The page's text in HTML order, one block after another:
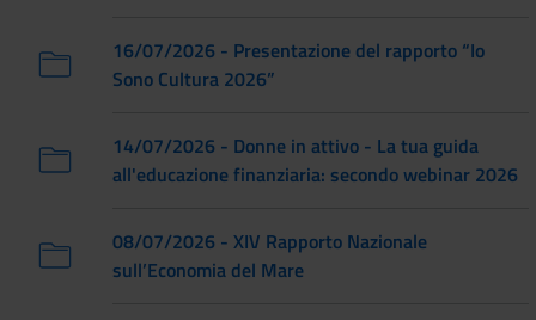
16/07/2026 - Presentazione del rapporto “Io
Sono Cultura 2026”
14/07/2026 - Donne in attivo - La tua guida
all'educazione finanziaria: secondo webinar 2026
08/07/2026 - XIV Rapporto Nazionale
sull’Economia del Mare